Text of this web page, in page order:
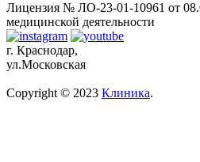
Лицензия № ЛО-23-01-10961 от
медицинской деятельности
г. Краснодар,
ул.Московская
Copyright © 2023 Клиника.